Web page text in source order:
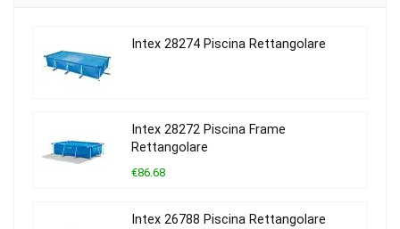
Intex 28274 Piscina Rettangolare
Intex 28272 Piscina Frame
Rettangolare
€86.68
Intex 26788 Piscina Rettangolare